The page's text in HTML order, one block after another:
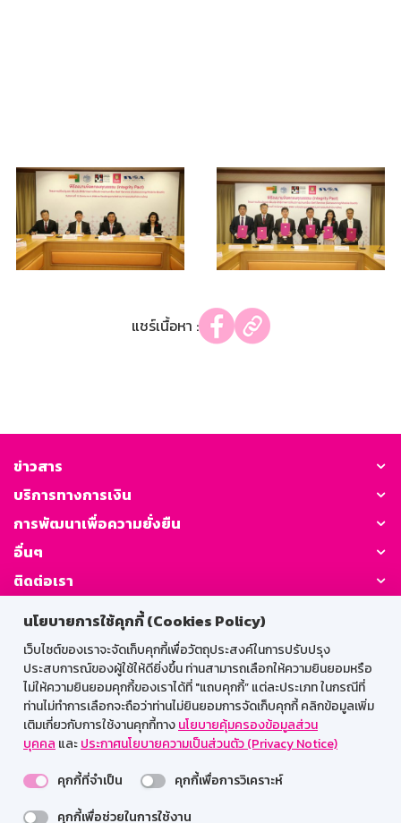
นโยบายการใช้คุกกี้ (Cookies Policy)
เว็บไซต์ของเราจะจัดเก็บคุกกี้เพื่อวัตถุประสงค์ในการปรับปรุง
ประสบการณ์ของผู้ใช้ให้ดียิ่งขึ้น ท่านสามารถเลือกให้ความยินยอมหรือ
ไม่ให้ความยินยอมคุกกี้ของเราได้ที่ "แถบคุกกี้” แต่ละประเภท ในกรณีที่
ท่านไม่ทำการเลือกจะถือว่าท่านไม่ยินยอมการจัดเก็บคุกกี้ คลิกข้อมูลเพิ่ม
เติมเกี่ยวกับการใช้งานคุกกี้ทางนโยบายคุ้มครองข้อมูลส่วน
บุคคล และประกาศนโยบายความเป็นส่วนตัว (Privacy Notice)
คุกกี้ที่จำเป็น
คุกกี้เพื่อการวิเคราะห์
คุกกี้เพื่อช่วยในการใช้งาน
แชร์เนื้อหา :
ข่าวสาร
บริการทางการเงิน
การพัฒนาเพื่อความยั่งยืน
อื่นๆ
ติดต่อเรา
GSB Society:
สำหรับพนักงาน
Web HR
GSB Wisdom
M-Search
เข้าสู่ระบบเน็ตเมล